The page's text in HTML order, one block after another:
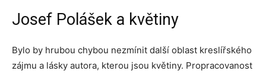
Josef Polášek a květiny
Bylo by hrubou chybou nezmínit další oblast kreslířského
zájmu a lásky autora, kterou jsou květiny. Propracovanost